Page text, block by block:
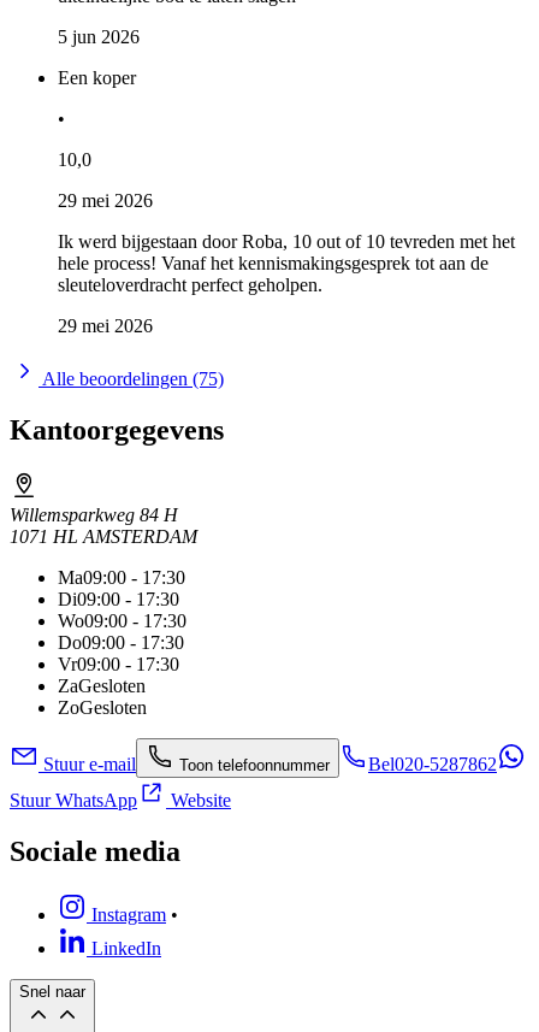
5 jun 2026
Een koper
•
10,0
29 mei 2026
Ik werd bijgestaan door Roba, 10 out of 10 tevreden met het
hele process! Vanaf het kennismakingsgesprek tot aan de
sleuteloverdracht perfect geholpen.
29 mei 2026
Alle beoordelingen (75)
Kantoorgegevens
Willemsparkweg 84 H
1071 HL AMSTERDAM
Ma09:00 - 17:30
Di09:00 - 17:30
Wo09:00 - 17:30
Do09:00 - 17:30
Vr09:00 - 17:30
ZaGesloten
ZoGesloten
Stuur e-mail Toon telefoonnummer Bel020-5287862
Stuur WhatsApp
Website
Sociale media
Instagram •
LinkedIn
Snel naar